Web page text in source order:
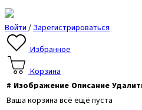
Войти/Зарегистрироваться
Избранное
Корзина
# Изображение Описание
Ваша корзина всё ещё пуста